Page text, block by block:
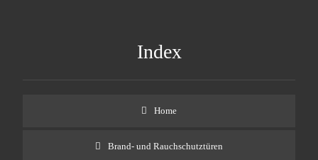
Index
Home
Brand- und Rauchschutztüren